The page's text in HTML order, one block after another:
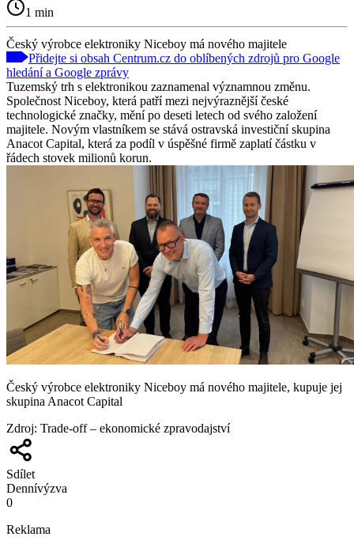
1 min
Český výrobce elektroniky Niceboy má nového majitele
Přidejte si obsah Centrum.cz do oblíbených zdrojů pro Google
hledání a Google zprávy
Tuzemský trh s elektronikou zaznamenal významnou změnu.
Společnost Niceboy, která patří mezi nejvýraznější české
technologické značky, mění po deseti letech od svého založení
majitele. Novým vlastníkem se stává ostravská investiční skupina
Anacot Capital, která za podíl v úspěšné firmě zaplatí částku v
řádech stovek milionů korun.
Český výrobce elektroniky Niceboy má nového majitele, kupuje jej
skupina Anacot Capital
Zdroj: Trade-off – ekonomické zpravodajství
Sdílet
Dennívýzva
0
Reklama